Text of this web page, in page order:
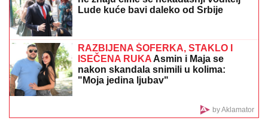
RAKETA POGODILA TANKER:Još jedan napad na
plovilo kompanije ADNOC u Ormuskom moreuzu,
nema povređenih
"MNOGO SAM TUŽAN, POČIVAJ U
MIRU"Pevačica umrla nakon borbe sa
koštane srži, pa se stanje pogoršalo:
Emir Habibović se oprostio